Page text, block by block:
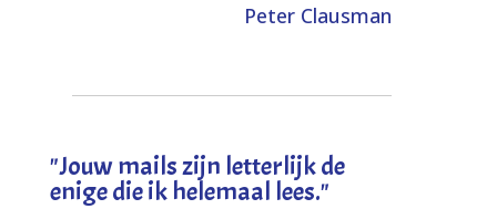
Peter Clausman
"Jouw mails zijn letterlijk de
enige die ik helemaal lees."